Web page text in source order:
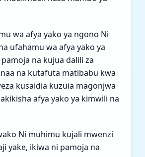
wa afya yako ya ngono Ni
ufahamu wa afya yako ya
na kujua dalili za
na kutafuta matibabu kwa
kusaidia kuzuia magonjwa
afya yako ya kimwili na
Ni muhimu kujali mwenzi
yake, ikiwa ni pamoja na